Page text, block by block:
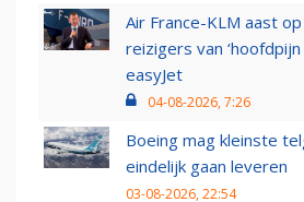
Air France-KLM aast
reizigers van
easyJet
04-08-2026, 7:26
Boeing mag kleinste
eindelijk gaan leveren
03-08-2026, 22:54